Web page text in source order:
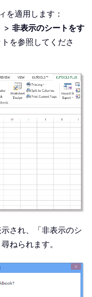
を適用します：
> 非表示のシートをす
を参照してくださ
され、「非表示のシ
ねられます。